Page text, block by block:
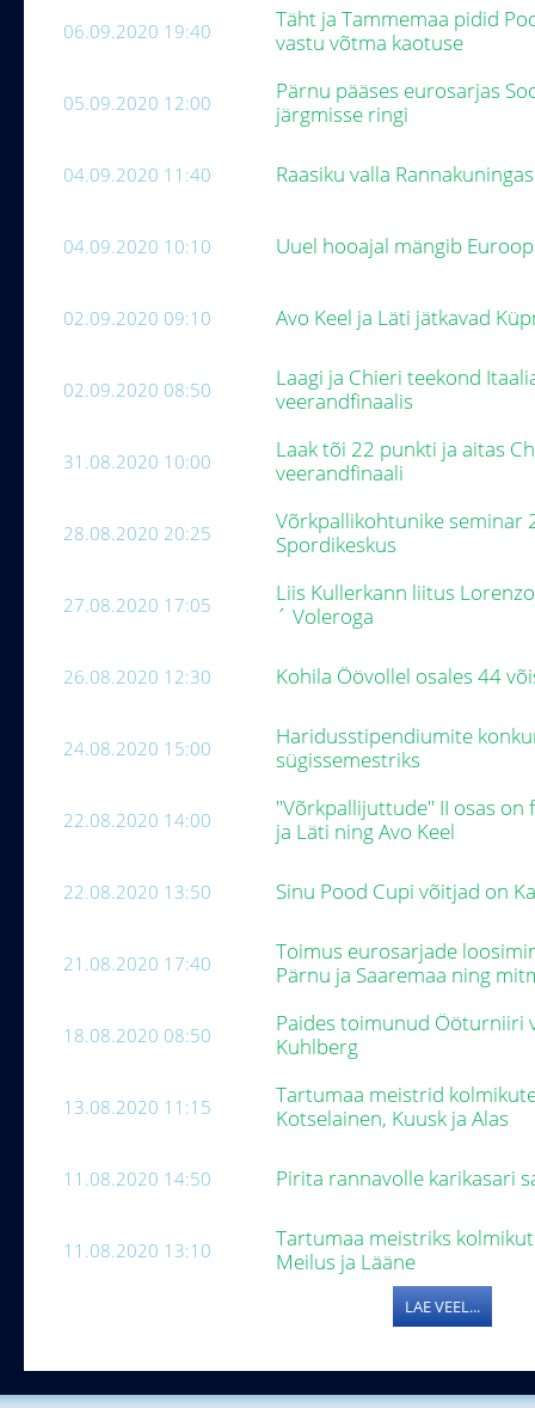
06.09.2020 19:40
Täht ja Tammemaa pidid
vastu võtma kaotuse
05.09.2020 12:00
Pärnu pääses eurosarjas
järgmisse ringi
04.09.2020 11:40 Raasiku valla
04.09.2020 10:10 Uuel hooajal mängib
02.09.2020 09:10 Avo Keel ja Läti jätkavad
02.09.2020 08:50
Laagi ja Chieri teekond
veerandfinaalis
31.08.2020 10:00
Laak tõi 22 punkti ja aitas
veerandfinaali
28.08.2020 20:25
Võrkpallikohtunike seminar
Spordikeskus
27.08.2020 17:05
Liis Kullerkann liitus
´ Voleroga
26.08.2020 12:30 Kohila Öövollel osales 44
24.08.2020 15:00
Haridusstipendiumite
sügissemestriks
22.08.2020 14:00
"Võrkpallijuttude" II osas on
ja Läti ning Avo Keel
22.08.2020 13:50 Sinu Pood Cupi võitjad on
21.08.2020 17:40
Toimus eurosarjade
Pärnu ja Saaremaa ning
18.08.2020 08:50
Paides toimunud Ööturniiri
Kuhlberg
13.08.2020 11:15
Tartumaa meistrid
Kotselainen, Kuusk ja Alas
11.08.2020 14:50 Pirita rannavolle karikasari
11.08.2020 13:10
Tartumaa meistriks
Meilus ja Lääne
LAE VEEL...